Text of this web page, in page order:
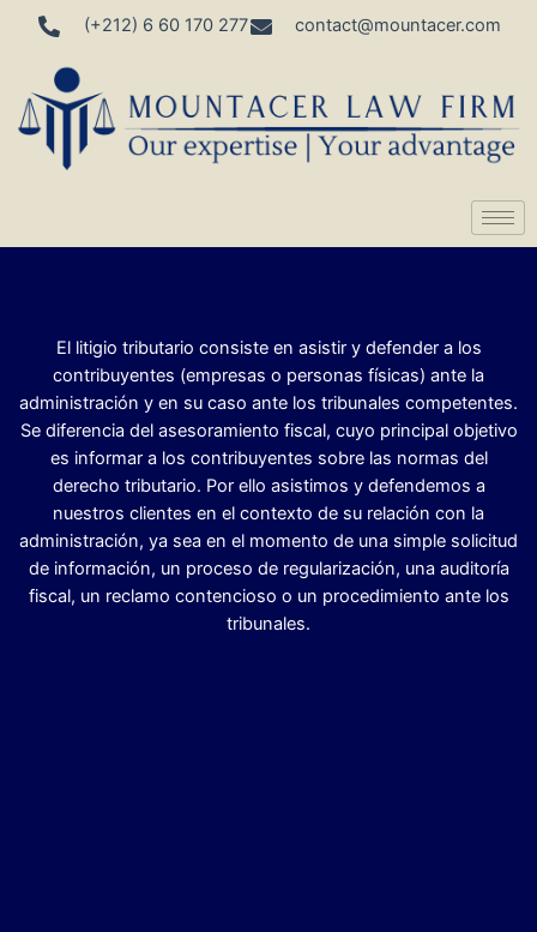
(+212) 6 60 170 277 contact@mountacer.com
El litigio tributario consiste en asistir y defender a los
contribuyentes (empresas o personas físicas) ante la
administración y en su caso ante los tribunales competentes.
Se diferencia del asesoramiento fiscal, cuyo principal objetivo
es informar a los contribuyentes sobre las normas del
derecho tributario. Por ello asistimos y defendemos a
nuestros clientes en el contexto de su relación con la
administración, ya sea en el momento de una simple solicitud
de información, un proceso de regularización, una auditoría
fiscal, un reclamo contencioso o un procedimiento ante los
tribunales.